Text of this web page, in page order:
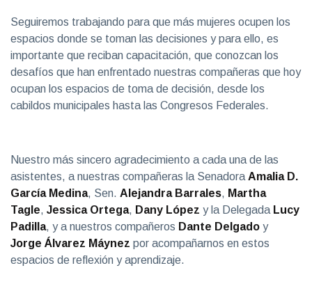
Seguiremos trabajando para que más mujeres ocupen los
espacios donde se toman las decisiones y para ello, es
importante que reciban capacitación, que conozcan los
desafíos que han enfrentado nuestras compañeras que hoy
ocupan los espacios de toma de decisión, desde los
cabildos municipales hasta las Congresos Federales.
Nuestro más sincero agradecimiento a cada una de las
asistentes, a nuestras compañeras la Senadora Amalia D.
García Medina, Sen. Alejandra Barrales, Martha
Tagle, Jessica Ortega, Dany López y la Delegada Lucy
Padilla, y a nuestros compañeros Dante Delgado y
Jorge Álvarez Máynez por acompañarnos en estos
espacios de reflexión y aprendizaje.